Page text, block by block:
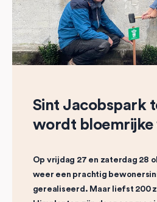
Sint Jacobspark
wordt bloemrijke
Op vrijdag 27 en zaterdag 28
weer een prachtig
gerealiseerd. Maar liefst 200